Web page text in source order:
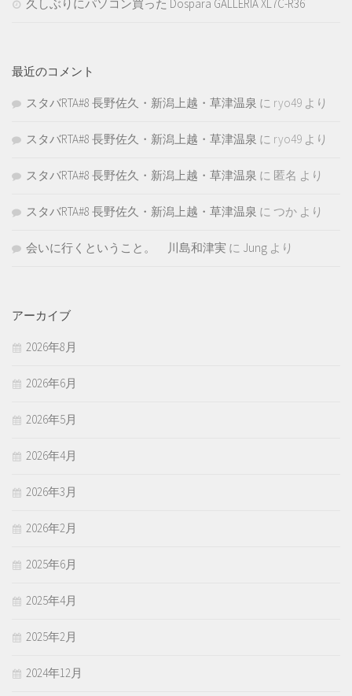
久しぶりにパソコン買った Dospara GALLERIA XL7C-R36
最近のコメント
スタバRTA#8 長野佐久・新潟上越・草津温泉 に ryo49 より
スタバRTA#8 長野佐久・新潟上越・草津温泉 に ryo49 より
スタバRTA#8 長野佐久・新潟上越・草津温泉 に 匿名 より
スタバRTA#8 長野佐久・新潟上越・草津温泉 に つか より
会いに行くということ。 川島和津実 に Jung より
アーカイブ
2026年8月
2026年6月
2026年5月
2026年4月
2026年3月
2026年2月
2025年6月
2025年4月
2025年2月
2024年12月